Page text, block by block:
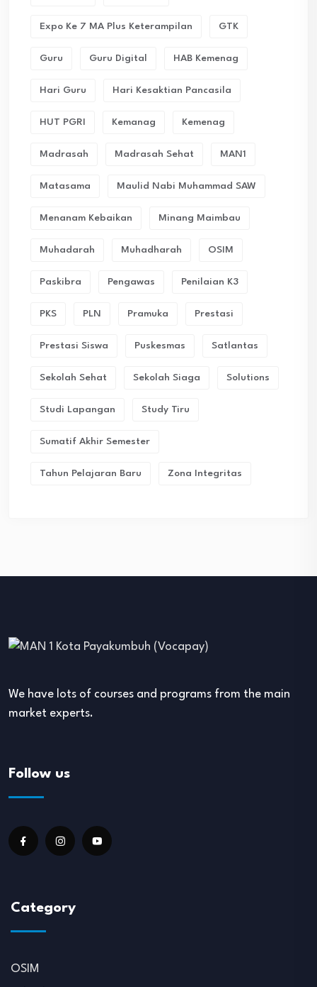
Expo Ke 7 MA Plus Keterampilan GTK
Guru Guru Digital HAB Kemenag
Hari Guru Hari Kesaktian Pancasila
HUT PGRI Kemanag Kemenag
Madrasah Madrasah Sehat MAN1
Matasama Maulid Nabi Muhammad SAW
Menanam Kebaikan Minang Maimbau
Muhadarah Muhadharah OSIM
Paskibra Pengawas Penilaian K3
PKS PLN Pramuka Prestasi
Prestasi Siswa Puskesmas Satlantas
Sekolah Sehat Sekolah Siaga Solutions
Studi Lapangan Study Tiru
Sumatif Akhir Semester
Tahun Pelajaran Baru Zona Integritas
We have lots of courses and programs from the main
market experts.
Follow us
Category
OSIM